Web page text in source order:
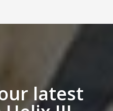
latest